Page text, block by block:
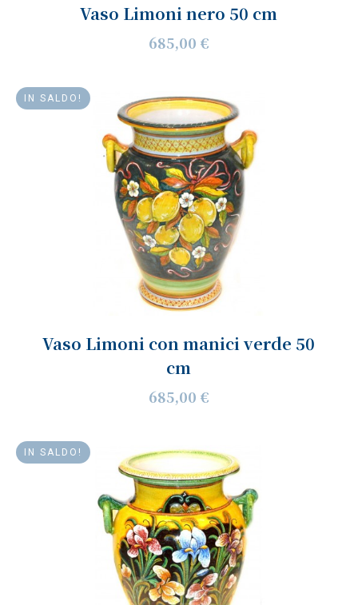
Vaso Limoni nero 50 cm
685,00 €
IN SALDO!
Vaso Limoni con manici verde 50
cm
685,00 €
IN SALDO!